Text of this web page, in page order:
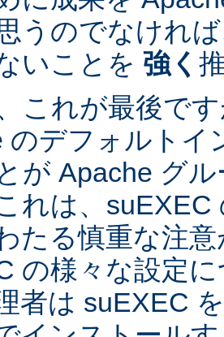
うのでなけれ
いことを 強く
これが最後で
のデフォルトイ
が Apache グ
れは、
たる慎重な注
の様々な設定
者は suEXEC